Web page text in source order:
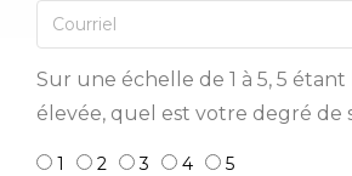
Sur une échelle de 1 à 5, 5
élevée, quel est votre degré de
1 2 3 4 5